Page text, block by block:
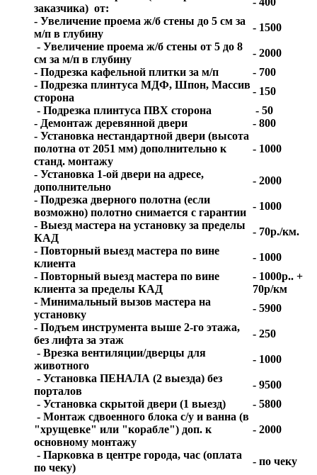
заказчика) от:
- Увеличение проема ж/б стены до 5 см за
м/п в глубину
- 1500
- Увеличение проема ж/б стены от 5 до 8
см за м/п в глубину
- 2000
- Подрезка кафельной плитки за м/п
- 700
- Подрезка плинтуса МДФ, Шпон, Массив
сторона
- 150
- Подрезка плинтуса ПВХ сторона
- 50
- Демонтаж деревянной двери
- 800
- Установка нестандартной двери (высота
полотна от 2051 мм) дополнительно к
станд. монтажу
- 1000
- Установка 1-ой двери на адресе,
дополнительно
- 2000
- Подрезка дверного полотна (если
возможно) полотно снимается с гарантии
- 1000
- Выезд мастера на установку за пределы
КАД
- 70р./км.
- Повторный выезд мастера по вине
клиента
- 1000
- Повторный выезд мастера по вине
клиента за пределы КАД
- 1000р.. +
70р/км
- Минимальный вызов мастера на
установку
- 5900
- Подъем инструмента выше 2-го этажа,
без лифта за этаж
- 250
- Врезка вентиляции/дверцы для
животного
- 1000
- Установка ПЕНАЛА (2 выезда) без
порталов
- 9500
- Установка скрытой двери (1 выезд)
- 5800
- Монтаж сдвоенного блока с/у и ванна (в
"хрущевке" или "корабле") доп. к
основному монтажу
- 2000
- Парковка в центре города, час (оплата
по чеку)
- по чеку